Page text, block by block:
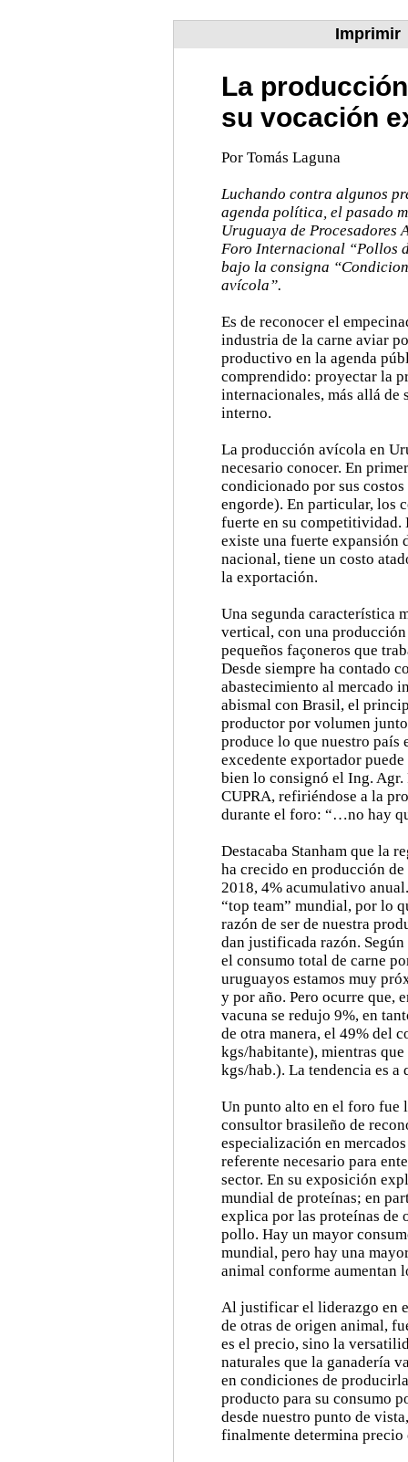
Imprimir
La
su vocación
Por Tomás Laguna
Luchando contra algunos
agenda política, el pasado
Uruguaya de Procesadores
Foro Internacional “Pollos
bajo la consigna
avícola”.
Es de reconocer el
industria de la carne aviar
productivo en la agenda
comprendido: proyectar la
internacionales, más allá de
interno.
La producción avícola en
necesario conocer. En
condicionado por sus
engorde). En particular, los
fuerte en su competitividad.
existe una fuerte expansión
nacional, tiene un costo
la exportación.
Una segunda característica
vertical, con una
pequeños façoneros que
Desde siempre ha contado
abastecimiento al mercado
abismal con Brasil, el
productor por volumen
produce lo que nuestro país
excedente exportador
bien lo consignó el Ing.
CUPRA, refiriéndose a la
durante el foro: “…no hay
Destacaba Stanham que la
ha crecido en producción de
2018, 4% acumulativo
“top team” mundial, por lo
razón de ser de nuestra
dan justificada razón.
el consumo total de carne
uruguayos estamos muy
y por año. Pero ocurre que,
vacuna se redujo 9%, en
de otra manera, el 49% del
kgs/habitante), mientras
kgs/hab.). La tendencia es a
Un punto alto en el foro fue
consultor brasileño de
especialización en
referente necesario para
sector. En su exposición
mundial de proteínas; en
explica por las proteínas de
pollo. Hay un mayor
mundial, pero hay una
animal conforme aumentan
Al justificar el liderazgo en
de otras de origen animal,
es el precio, sino la
naturales que la ganadería
en condiciones de
producto para su consumo
desde nuestro punto de
finalmente determina precio